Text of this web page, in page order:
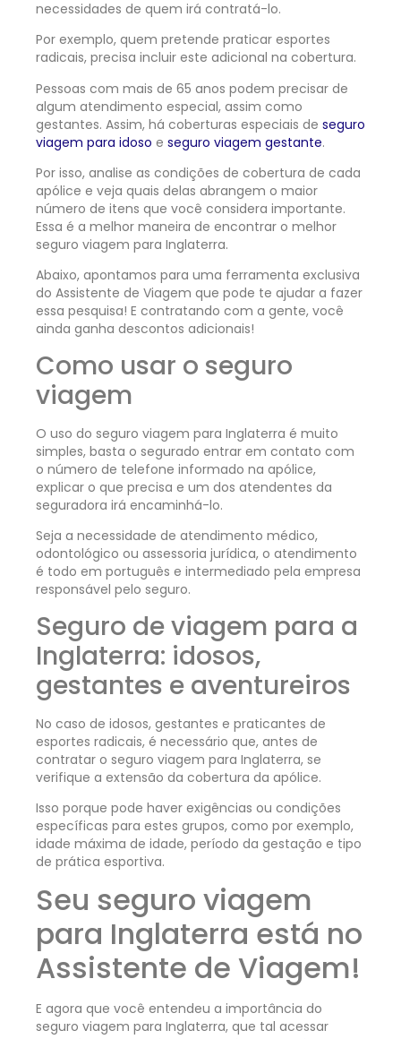
necessidades de quem irá contratá-lo.
Por exemplo, quem pretende praticar esportes
radicais, precisa incluir este adicional na cobertura.
Pessoas com mais de 65 anos podem precisar de
algum atendimento especial, assim como
gestantes. Assim, há coberturas especiais de seguro
viagem para idoso e seguro viagem gestante.
Por isso, analise as condições de cobertura de cada
apólice e veja quais delas abrangem o maior
número de itens que você considera importante.
Essa é a melhor maneira de encontrar o melhor
seguro viagem para Inglaterra.
Abaixo, apontamos para uma ferramenta exclusiva
do Assistente de Viagem que pode te ajudar a fazer
essa pesquisa! E contratando com a gente, você
ainda ganha descontos adicionais!
Como usar o seguro
viagem
O uso do seguro viagem para Inglaterra é muito
simples, basta o segurado entrar em contato com
o número de telefone informado na apólice,
explicar o que precisa e um dos atendentes da
seguradora irá encaminhá-lo.
Seja a necessidade de atendimento médico,
odontológico ou assessoria jurídica, o atendimento
é todo em português e intermediado pela empresa
responsável pelo seguro.
Seguro de viagem para a
Inglaterra: idosos,
gestantes e aventureiros
No caso de idosos, gestantes e praticantes de
esportes radicais, é necessário que, antes de
contratar o seguro viagem para Inglaterra, se
verifique a extensão da cobertura da apólice.
Isso porque pode haver exigências ou condições
específicas para estes grupos, como por exemplo,
idade máxima de idade, período da gestação e tipo
de prática esportiva.
Seu seguro viagem
para Inglaterra está no
Assistente de Viagem!
E agora que você entendeu a importância do
seguro viagem para Inglaterra, que tal acessar